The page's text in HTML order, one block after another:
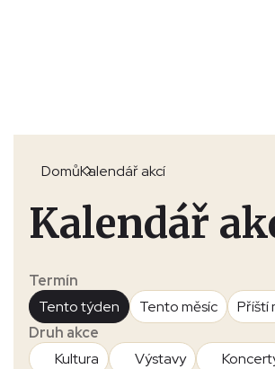
DomůKalendář akcí
Kalendář
Termín
Tento týden
Tento měsíc Příští
Druh akce
Kultura
Výstavy